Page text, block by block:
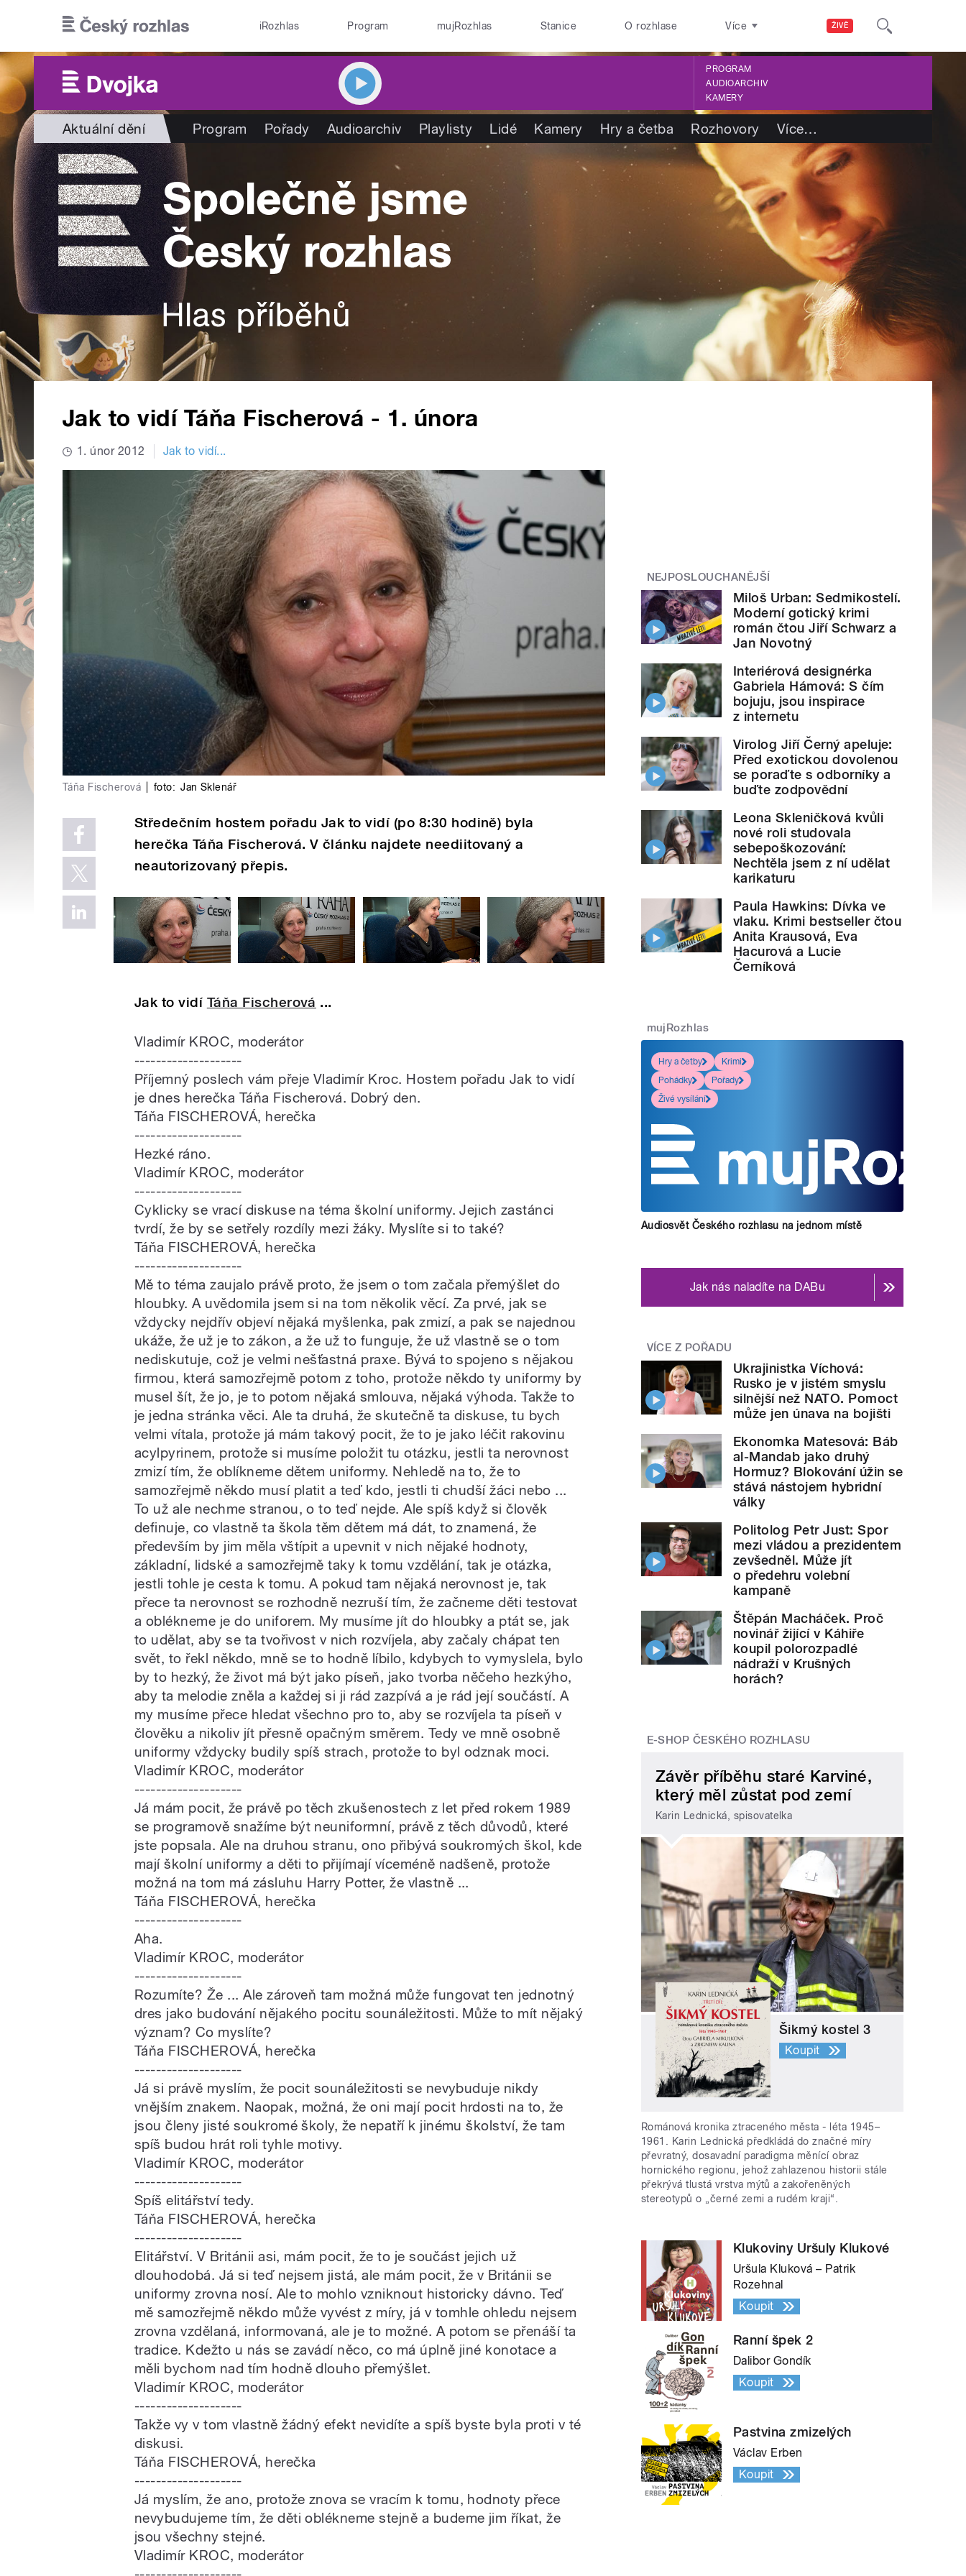
ŽIVĚ
iRozhlas Program mujRozhlas Stanice O rozhlase Více
PROGRAM
AUDIOARCHIV
KAMERY
Aktuální dění Program Pořady Audioarchiv Playlisty Lidé Kamery Hry a četba Rozhovory Více…
Jak to vidí Táňa Fischerová - 1. února
1. únor 2012 Jak to vidí...
Táňa Fischerová foto: Jan Sklenář
Středečním hostem pořadu Jak to vidí (po 8:30 hodině) byla
herečka Táňa Fischerová. V článku najdete neediitovaný a
neautorizovaný přepis.
Jak to vidí Táňa Fischerová ...
Vladimír KROC, moderátor
--------------------
Příjemný poslech vám přeje Vladimír Kroc. Hostem pořadu Jak to vidí
je dnes herečka Táňa Fischerová. Dobrý den.
Táňa FISCHEROVÁ, herečka
--------------------
Hezké ráno.
Vladimír KROC, moderátor
--------------------
Cyklicky se vrací diskuse na téma školní uniformy. Jejich zastánci
tvrdí, že by se setřely rozdíly mezi žáky. Myslíte si to také?
Táňa FISCHEROVÁ, herečka
--------------------
Mě to téma zaujalo právě proto, že jsem o tom začala přemýšlet do
hloubky. A uvědomila jsem si na tom několik věcí. Za prvé, jak se
vždycky nejdřív objeví nějaká myšlenka, pak zmizí, a pak se najednou
ukáže, že už je to zákon, a že už to funguje, že už vlastně se o tom
nediskutuje, což je velmi nešťastná praxe. Bývá to spojeno s nějakou
firmou, která samozřejmě potom z toho, protože někdo ty uniformy by
musel šít, že jo, je to potom nějaká smlouva, nějaká výhoda. Takže to
je jedna stránka věci. Ale ta druhá, že skutečně ta diskuse, tu bych
velmi vítala, protože já mám takový pocit, že to je jako léčit rakovinu
acylpyrinem, protože si musíme položit tu otázku, jestli ta nerovnost
zmizí tím, že oblíkneme dětem uniformy. Nehledě na to, že to
samozřejmě někdo musí platit a teď kdo, jestli ti chudší žáci nebo ...
To už ale nechme stranou, o to teď nejde. Ale spíš když si člověk
definuje, co vlastně ta škola těm dětem má dát, to znamená, že
především by jim měla vštípit a upevnit v nich nějaké hodnoty,
základní, lidské a samozřejmě taky k tomu vzdělání, tak je otázka,
jestli tohle je cesta k tomu. A pokud tam nějaká nerovnost je, tak
přece ta nerovnost se rozhodně nezruší tím, že začneme děti testovat
a oblékneme je do uniforem. My musíme jít do hloubky a ptát se, jak
to udělat, aby se ta tvořivost v nich rozvíjela, aby začaly chápat ten
svět, to řekl někdo, mně se to hodně líbilo, kdybych to vymyslela, bylo
by to hezký, že život má být jako píseň, jako tvorba něčeho hezkýho,
aby ta melodie zněla a každej si ji rád zazpívá a je rád její součástí. A
my musíme přece hledat všechno pro to, aby se rozvíjela ta píseň v
člověku a nikoliv jít přesně opačným směrem. Tedy ve mně osobně
uniformy vždycky budily spíš strach, protože to byl odznak moci.
Vladimír KROC, moderátor
--------------------
Já mám pocit, že právě po těch zkušenostech z let před rokem 1989
se programově snažíme být neuniformní, právě z těch důvodů, které
jste popsala. Ale na druhou stranu, ono přibývá soukromých škol, kde
mají školní uniformy a děti to přijímají víceméně nadšeně, protože
možná na tom má zásluhu Harry Potter, že vlastně ...
Táňa FISCHEROVÁ, herečka
--------------------
Aha.
Vladimír KROC, moderátor
--------------------
Rozumíte? Že ... Ale zároveň tam možná může fungovat ten jednotný
dres jako budování nějakého pocitu sounáležitosti. Může to mít nějaký
význam? Co myslíte?
Táňa FISCHEROVÁ, herečka
--------------------
Já si právě myslím, že pocit sounáležitosti se nevybuduje nikdy
vnějším znakem. Naopak, možná, že oni mají pocit hrdosti na to, že
jsou členy jisté soukromé školy, že nepatří k jinému školství, že tam
spíš budou hrát roli tyhle motivy.
Vladimír KROC, moderátor
--------------------
Spíš elitářství tedy.
Táňa FISCHEROVÁ, herečka
--------------------
Elitářství. V Británii asi, mám pocit, že to je součást jejich už
dlouhodobá. Já si teď nejsem jistá, ale mám pocit, že v Británii se
uniformy zrovna nosí. Ale to mohlo vzniknout historicky dávno. Teď
mě samozřejmě někdo může vyvést z míry, já v tomhle ohledu nejsem
zrovna vzdělaná, informovaná, ale je to možné. A potom se přenáší ta
tradice. Kdežto u nás se zavádí něco, co má úplně jiné konotace a
měli bychom nad tím hodně dlouho přemýšlet.
Vladimír KROC, moderátor
--------------------
Takže vy v tom vlastně žádný efekt nevidíte a spíš byste byla proti v té
diskusi.
Táňa FISCHEROVÁ, herečka
--------------------
Já myslím, že ano, protože znova se vracím k tomu, hodnoty přece
nevybudujeme tím, že děti oblékneme stejně a budeme jim říkat, že
jsou všechny stejné.
Vladimír KROC, moderátor
NEJPOSLOUCHANĚJŠÍ
Miloš Urban: Sedmikostelí.
Moderní gotický krimi
román čtou Jiří Schwarz a
Jan Novotný
Interiérová designérka
Gabriela Hámová: S čím
bojuju, jsou inspirace
z internetu
Virolog Jiří Černý apeluje:
Před exotickou dovolenou
se poraďte s odborníky a
buďte zodpovědní
Leona Skleničková kvůli
nové roli studovala
sebepoškozování:
Nechtěla jsem z ní udělat
karikaturu
Paula Hawkins: Dívka ve
vlaku. Krimi bestseller čtou
Anita Krausová, Eva
Hacurová a Lucie
Černíková
mujRozhlas
Hry a četby
Krimi
Pohádky
Pořady
Živé vysílání
Audiosvět Českého rozhlasu na jednom místě
Jak nás naladíte na DABu
VÍCE Z POŘADU
Ukrajinistka Víchová:
Rusko je v jistém smyslu
silnější než NATO. Pomoct
může jen únava na bojišti
Ekonomka Matesová: Báb
al-Mandab jako druhý
Hormuz? Blokování úžin se
stává nástojem hybridní
války
Politolog Petr Just: Spor
mezi vládou a prezidentem
zevšedněl. Může jít
o předehru volební
kampaně
Štěpán Macháček. Proč
novinář žijící v Káhiře
koupil polorozpadlé
nádraží v Krušných
horách?
E-SHOP ČESKÉHO ROZHLASU
Závěr příběhu staré Karviné,
který měl zůstat pod zemí
Karin Lednická, spisovatelka
Šikmý kostel 3
Koupit
Románová kronika ztraceného města - léta 1945–
1961. Karin Lednická předkládá do značné míry
převratný, dosavadní paradigma měnící obraz
hornického regionu, jehož zahlazenou historii stále
překrývá tlustá vrstva mýtů a zakořeněných
stereotypů o „černé zemi a rudém kraji“.
Klukoviny Uršuly Klukové
Uršula Kluková – Patrik
Rozehnal
Koupit
Ranní špek 2
Dalibor Gondík
Koupit
Pastvina zmizelých
Václav Erben
Koupit